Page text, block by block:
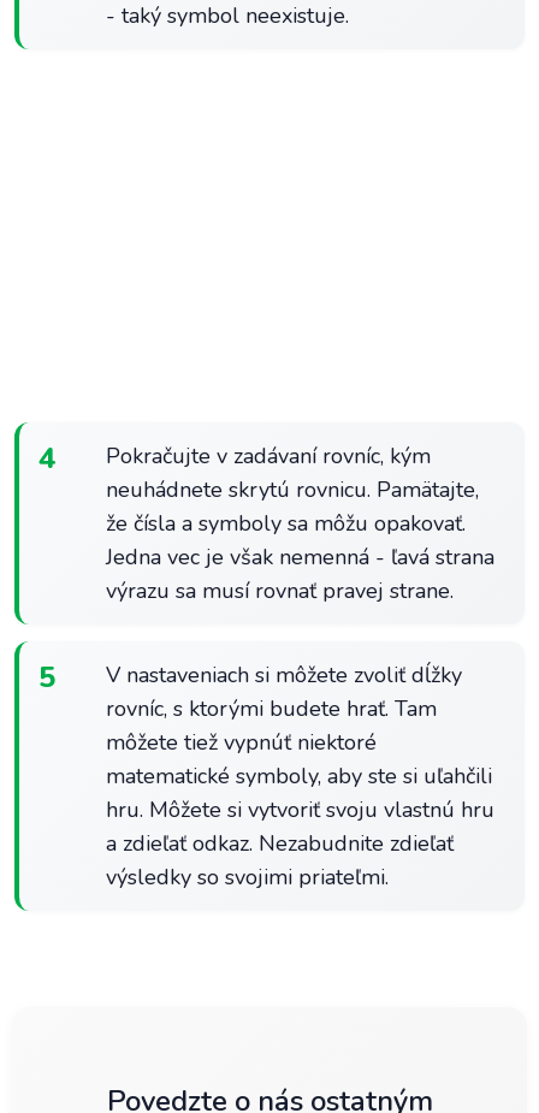
- taký symbol neexistuje.
4
Pokračujte v zadávaní rovníc, kým
neuhádnete skrytú rovnicu. Pamätajte,
že čísla a symboly sa môžu opakovať.
Jedna vec je však nemenná - ľavá strana
výrazu sa musí rovnať pravej strane.
5
V nastaveniach si môžete zvoliť dĺžky
rovníc, s ktorými budete hrať. Tam
môžete tiež vypnúť niektoré
matematické symboly, aby ste si uľahčili
hru. Môžete si vytvoriť svoju vlastnú hru
a zdieľať odkaz. Nezabudnite zdieľať
výsledky so svojimi priateľmi.
Povedzte o nás ostatným